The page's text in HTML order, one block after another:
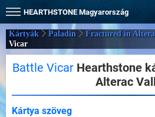
HEARTHSTONE Magyarország
Kártyák Paladin Fractured in
Vicar
Battle VicarHearthstone
Alterac
Kártya szöveg